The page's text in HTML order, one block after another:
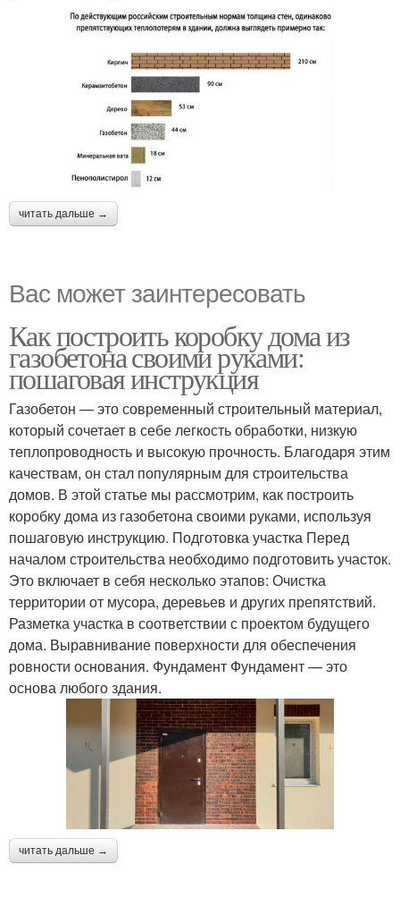
читать дальше →
Вас может заинтересовать
Как построить коробку дома из
газобетона своими руками:
пошаговая инструкция
Газобетон — это современный строительный материал,
который сочетает в себе легкость обработки, низкую
теплопроводность и высокую прочность. Благодаря этим
качествам, он стал популярным для строительства
домов. В этой статье мы рассмотрим, как построить
коробку дома из газобетона своими руками, используя
пошаговую инструкцию. Подготовка участка Перед
началом строительства необходимо подготовить участок.
Это включает в себя несколько этапов: Очистка
территории от мусора, деревьев и других препятствий.
Разметка участка в соответствии с проектом будущего
дома. Выравнивание поверхности для обеспечения
ровности основания. Фундамент Фундамент — это
основа любого здания.
читать дальше →